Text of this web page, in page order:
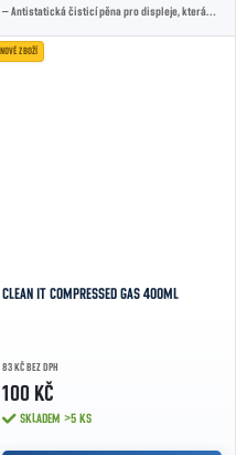
– Antistatická čisticí pěna pro displeje, která
NOVÉ ZBOŽÍ
CLEAN IT COMPRESSED GAS 400ML
83 KČ BEZ DPH
100 KČ
SKLADEM >5 KS